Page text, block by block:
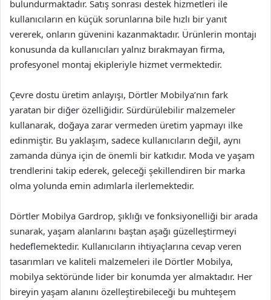
bulundurmaktadır. Satış sonrası destek hizmetleri ile
kullanıcıların en küçük sorunlarına bile hızlı bir yanıt
vererek, onların güvenini kazanmaktadır. Ürünlerin montajı
konusunda da kullanıcıları yalnız bırakmayan firma,
profesyonel montaj ekipleriyle hizmet vermektedir.
Çevre dostu üretim anlayışı, Dörtler Mobilya’nın fark
yaratan bir diğer özelliğidir. Sürdürülebilir malzemeler
kullanarak, doğaya zarar vermeden üretim yapmayı ilke
edinmiştir. Bu yaklaşım, sadece kullanıcıların değil, aynı
zamanda dünya için de önemli bir katkıdır. Moda ve yaşam
trendlerini takip ederek, geleceği şekillendiren bir marka
olma yolunda emin adımlarla ilerlemektedir.
Dörtler Mobilya Gardrop, şıklığı ve fonksiyonelliği bir arada
sunarak, yaşam alanlarını baştan aşağı güzelleştirmeyi
hedeflemektedir. Kullanıcıların ihtiyaçlarına cevap veren
tasarımları ve kaliteli malzemeleri ile Dörtler Mobilya,
mobilya sektöründe lider bir konumda yer almaktadır. Her
bireyin yaşam alanını özelleştirebileceği bu muhteşem